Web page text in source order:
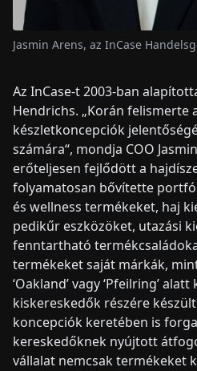
Az InCase-t 2003-ban
Hendrichs. „Korán felismerte
készletkoncepciók
számára“, mondja COO
erőteljesen fejlődött a
folyamatosan bővítette
és wellness termékeket, haj
pedikűr eszközöket, utazási
fenntartható
termékeket saját márkák, mint
‘Oakland’ vagy ‘Pfeilring’
kiskereskedők részére
koncepciók keretében is
kereskedőknek nyújtott
vállalat nemcsak termékeket
Jasmin Arens, az InCase